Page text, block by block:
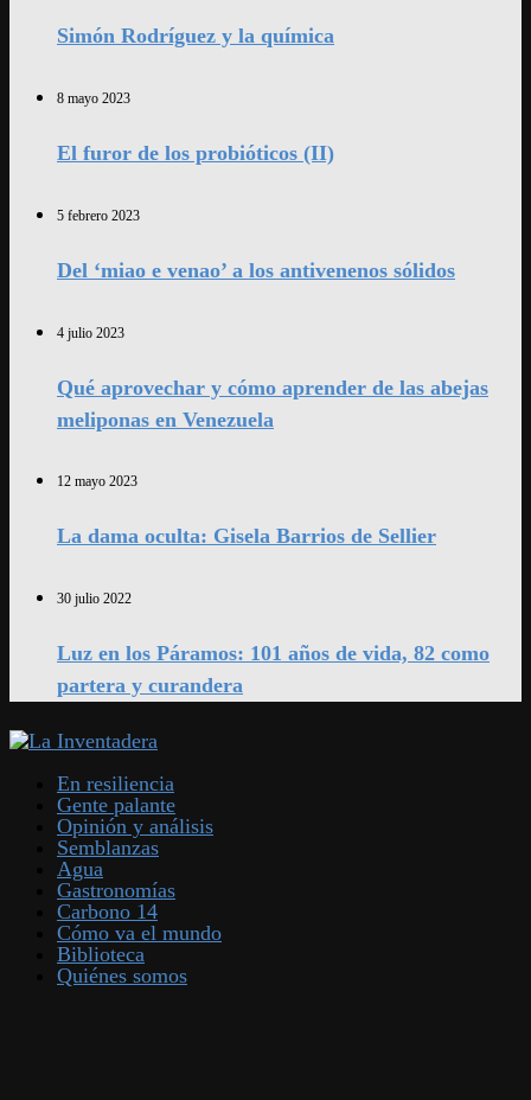
Simón Rodríguez y la química
8 mayo 2023
El furor de los probióticos (II)
5 febrero 2023
Del ‘miao e venao’ a los antivenenos sólidos
4 julio 2023
Qué aprovechar y cómo aprender de las abejas
meliponas en Venezuela
12 mayo 2023
La dama oculta: Gisela Barrios de Sellier
30 julio 2022
Luz en los Páramos: 101 años de vida, 82 como
partera y curandera
En resiliencia
Gente palante
Opinión y análisis
Semblanzas
Agua
Gastronomías
Carbono 14
Cómo va el mundo
Biblioteca
Quiénes somos